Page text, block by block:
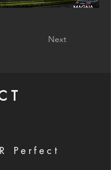
Next
Perfect